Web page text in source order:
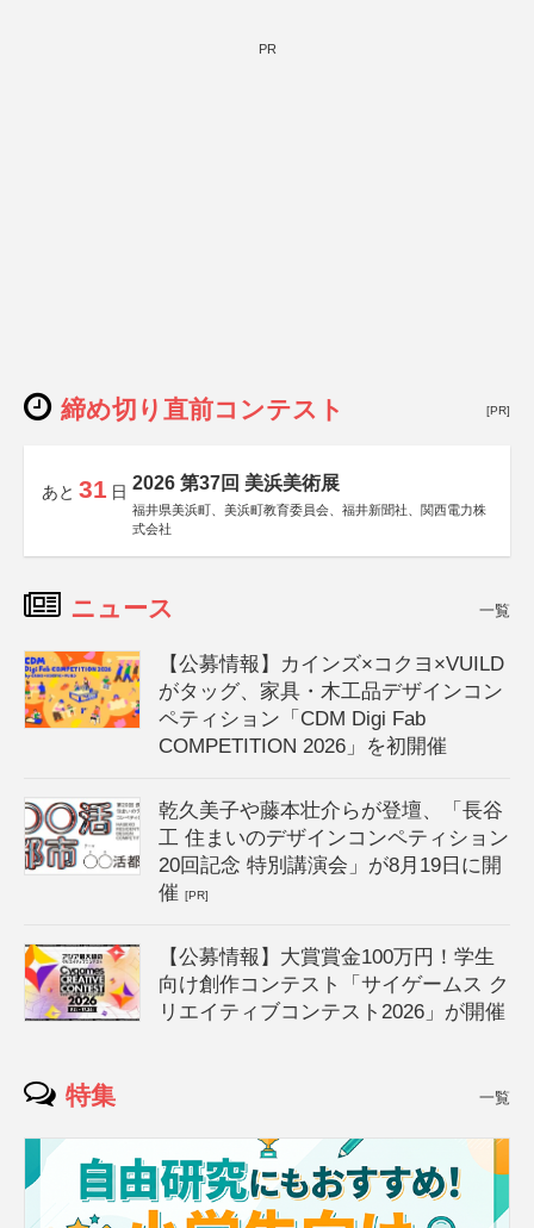
PR
締め切り直前コンテスト [PR]
あと 31 日 2026 第37回 美浜美術展
福井県美浜町、美浜町教育委員会、福井新聞社、関西電力株
式会社
ニュース 一覧
【公募情報】カインズ×コクヨ×VUILD
がタッグ、家具・木工品デザインコン
ペティション「CDM Digi Fab
COMPETITION 2026」を初開催
乾久美子や藤本壮介らが登壇、「長谷
工 住まいのデザインコンペティション
20回記念 特別講演会」が8月19日に開
催[PR]
【公募情報】大賞賞金100万円！学生
向け創作コンテスト「サイゲームス ク
リエイティブコンテスト2026」が開催
特集 一覧